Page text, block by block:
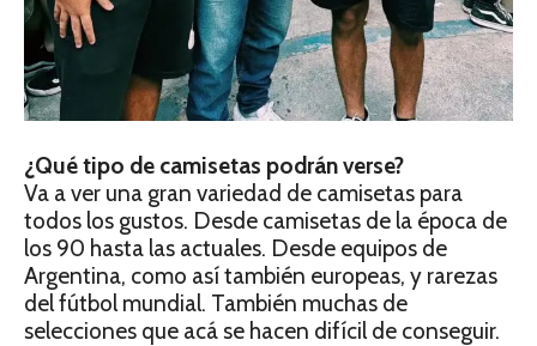
¿Qué tipo de camisetas podrán verse?
Va a ver una gran variedad de camisetas para
todos los gustos. Desde camisetas de la época de
los 90 hasta las actuales. Desde equipos de
Argentina, como así también europeas, y rarezas
del fútbol mundial. También muchas de
selecciones que acá se hacen difícil de conseguir.